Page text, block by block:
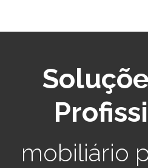
mobiliário